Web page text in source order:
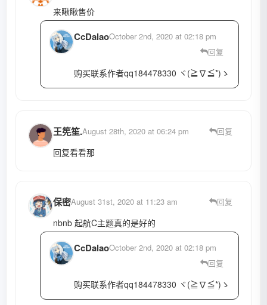
来瞅瞅售价
CcDalaoOctober 2nd, 2020 at 02:18 pm
回复
购买联系作者qq184478330 ヾ(≧∇≦*)ゝ
王筅笙.August 28th, 2020 at 06:24 pm 回复
回复看看那
保密August 31st, 2020 at 11:23 am 回复
nbnb 起航C主题真的是好的
CcDalaoOctober 2nd, 2020 at 02:18 pm
回复
购买联系作者qq184478330 ヾ(≧∇≦*)ゝ